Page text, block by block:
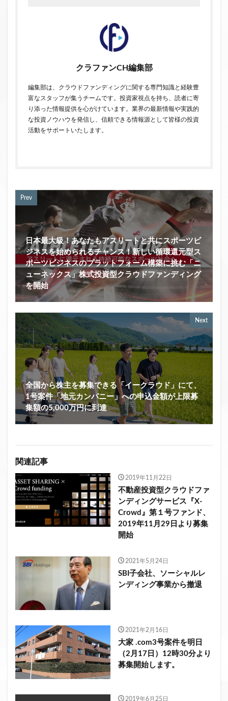
クラファンCH編集部
編集部は、クラウドファンディングに関する専門知識と経験豊
富なスタッフが集うチームです。投資家視点を持ち、読者に寄
り添った情報提供を心がけています。業界の最新情報や実践的
な投資ノウハウを発信し、信頼できる情報源として皆様の投資
活動をサポートいたします。
Prev
日本最大級！あなたもアスリートと共にスポーツビ
ジネスを始められるチャンス！新しい循環還元型ス
ポーツビジネスのプラットフォーム構築に挑む「ニ
ューネックス」株式投資型クラウドファンディング
を開始
Next
全国から株主を募集できる「イークラウド」にて、
1号案件「地元カンパニー」への申込金額が上限募
集額の5,000万円に到達
関連記事
2019年11月22日
不動産投資型クラウドファ
ンディングサービス『X-
Crowd』第１号ファンド、
2019年11月29日より募集
開始
2021年5月24日
SBI子会社、ソーシャルレ
ンディング事業から撤退
2021年2月16日
大家 .com3号案件を明日
（2月17日）12時30分より
募集開始します。
2019年6月25日